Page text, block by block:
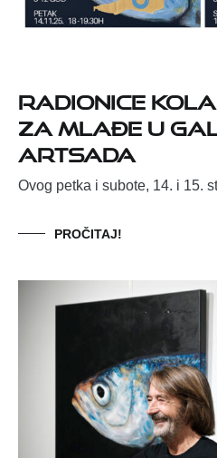
Radionice
za mlađe u
Artsada
Ovog petka i subote, 14. i 15.
PROČITAJ!